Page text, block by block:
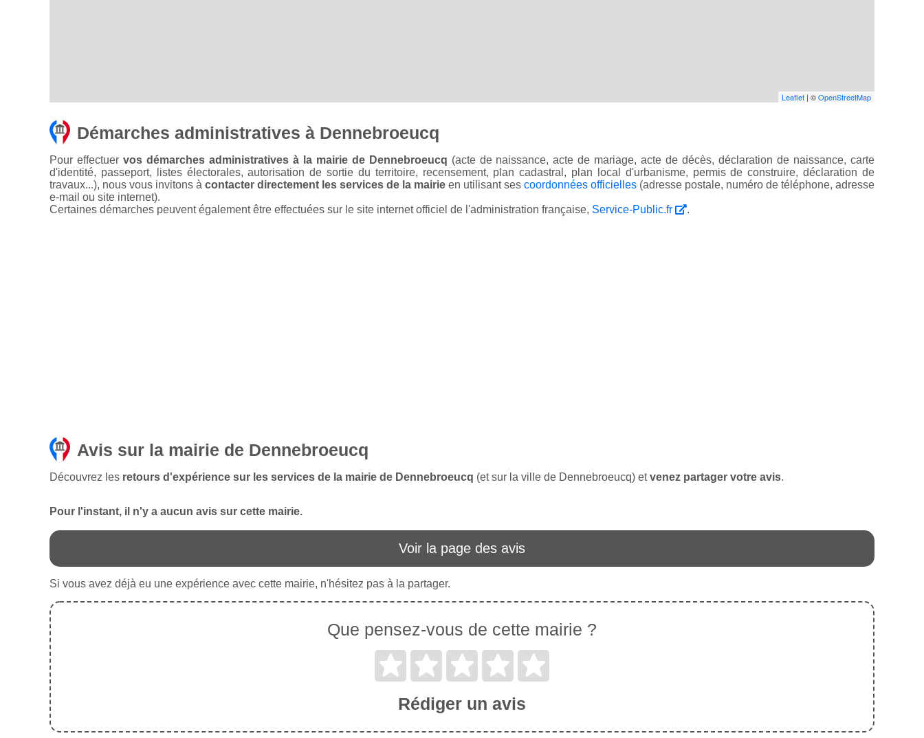
Leaflet | ©OpenStreetMap
Démarches administratives à Dennebroeucq
Pour effectuer vos démarches administratives à la mairie de Dennebroeucq (acte de naissance, acte de mariage, acte de décès, déclaration de naissance, carte
d'identité, passeport, listes électorales, autorisation de sortie du territoire, recensement, plan cadastral, plan local d'urbanisme, permis de construire, déclaration de
travaux...), nous vous invitons à contacter directement les services de la mairie en utilisant ses coordonnées officielles (adresse postale, numéro de téléphone, adresse
e-mail ou site internet).
Certaines démarches peuvent également être effectuées sur le site internet officiel de l'administration française, Service-Public.fr .
Avis sur la mairie de Dennebroeucq
Découvrez les retours d'expérience sur les services de la mairie de Dennebroeucq (et sur la ville de Dennebroeucq) etvenez partager votre avis.
Pour l'instant, il n'y a aucun avis sur cette mairie.
Voir la page des avis
Si vous avez déjà eu une expérience avec cette mairie, n'hésitez pas à la partager.
Que pensez-vous de cette mairie ?
Rédiger un avis